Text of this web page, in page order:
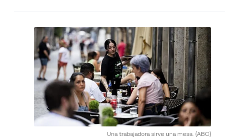
Una trabajadora sirve una mesa. (ABC)